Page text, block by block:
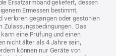
Ersatzarmband geliefert, dessen
Ermessen bestimmt,
verloren gegangen oder gestohlen
Zulassungsbedingungen. Das
eine Prüfung und einen
nicht älter als 4 Jahre sein,
können nur Geräte von